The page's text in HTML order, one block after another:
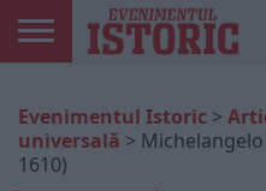
ONLINE
EDIȚII
TIPĂRITE
ISTORIC
PLAY
CONTUL
MEU
Evenimentul Istoric >
universală > Michelangelo
1610)